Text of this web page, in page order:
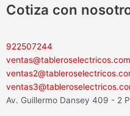
Cotiza con
922507244
Av. Guillermo Dansey 409 - 2